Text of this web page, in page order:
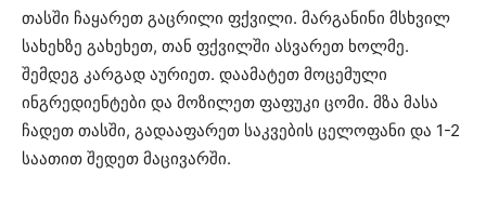
თასში ჩაყარეთ გაცრილი ფქვილი. მარგანინი მსხვილ
სახეხზე გახეხეთ, თან ფქვილში ასვარეთ ხოლმე.
შემდეგ კარგად აურიეთ. დაამატეთ მოცემული
ინგრედიენტები და მოზილეთ ფაფუკი ცომი. მზა მასა
ჩადეთ თასში, გადააფარეთ საკვების ცელოფანი და 1-2
საათით შედეთ მაცივარში.